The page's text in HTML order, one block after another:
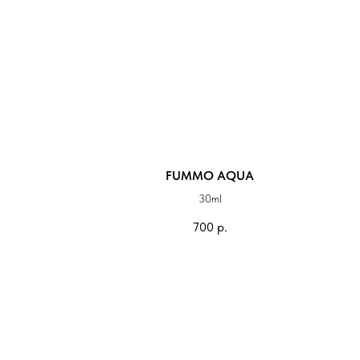
FUMMO AQUA
30ml
700 р.